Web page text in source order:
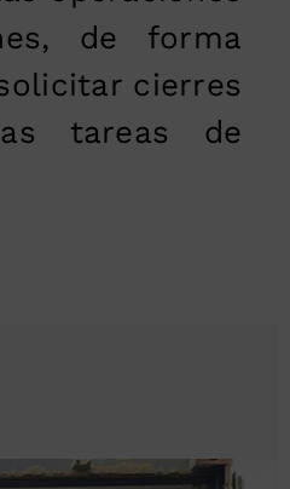
de forma
cierres
tareas de